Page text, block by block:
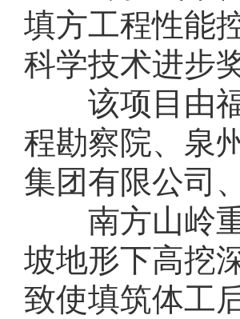
填方工程性能
科学技术进步
该项目由
程勘察院、泉
集团有限公司
南方山岭
坡地形下高挖
致使填筑体工